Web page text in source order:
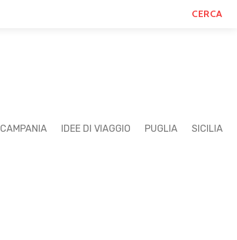
CERCA
CAMPANIA IDEE DI VIAGGIO PUGLIA SICILIA